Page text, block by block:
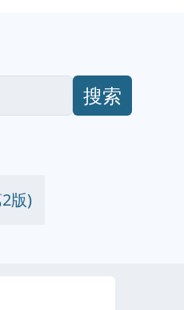
搜索
版)